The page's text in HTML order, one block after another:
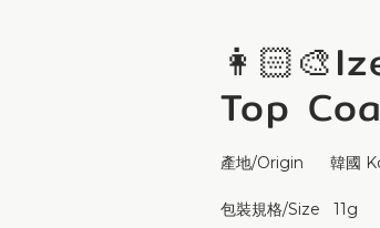
Top
產地/Origin      韓國
包裝規格/Size   11g